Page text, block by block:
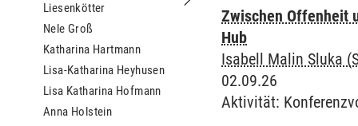
Liesenkötter
Untermenu Henrike Friedrichs-
Nele Groß
Katharina Hartmann
Lisa-Katharina Heyhusen
Lisa Katharina Hofmann
Anna Holstein
Zwischen Offenheit
Hub
Isabell Malin Sluka
02.09.26
Aktivität: